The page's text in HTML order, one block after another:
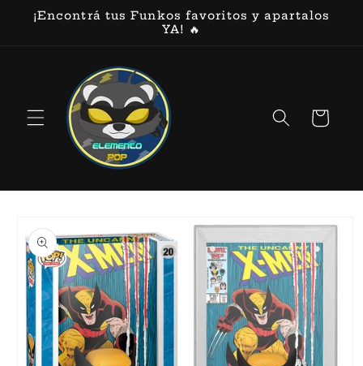
directamente
¡Encontrá tus Funkos favoritos y apartalos
YA! 🔥
Carrito
a la
información
del producto